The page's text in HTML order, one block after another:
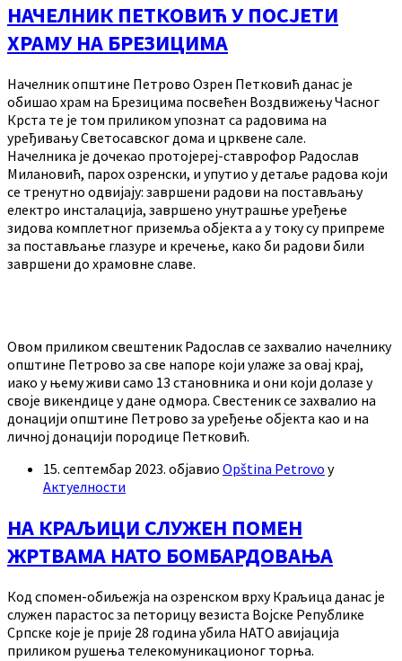
НАЧЕЛНИК ПЕТКОВИЋ У ПОСЈЕТИ
ХРАМУ НА БРЕЗИЦИМА
Начелник општине Петрово Озрен Петковић данас је
обишао храм на Брезицима посвећен Воздвижењу Часног
Крста те је том приликом упознат са радовима на
уређивању Светосавског дома и црквене сале.
Начелника је дочекао протојереј-ставрофор Радослав
Милановић, парох озренски, и упутио у детаље радова који
се тренутно одвијају: завршени радови на постављању
електро инсталација, завршено унутрашње уређење
зидова комплетног приземља објекта а у току су припреме
за постављање глазуре и кречење, како би радови били
завршени до храмовне славе.
Овом приликом свештеник Радослав се захвалио начелнику
општине Петрово за све напоре који улаже за овај крај,
иако у њему живи само 13 становника и они који долазе у
своје викендице у дане одмора. Свестеник се захвалио на
донацији општине Петрово за уређење објекта као и на
личној донацији породице Петковић.
15. септембар 2023. објавио Opština Petrovo у
Актуелности
НА КРАЉИЦИ СЛУЖЕН ПОМЕН
ЖРТВАМА НАТО БОМБАРДОВАЊА
Код спомен-обиљежја на озренском врху Краљица данас је
служен парастос за петорицу везиста Војске Републике
Српске које је прије 28 година убила НАТО авијација
приликом рушења телекомуникационог торња.